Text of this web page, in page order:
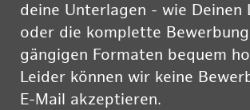
deine Unterlagen - wie Deinen
oder die komplette
gängigen Formaten bequem
Leider können wir keine
E-Mail akzeptieren.